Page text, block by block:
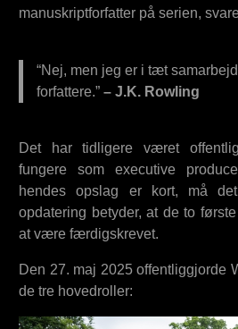
manuskriptforfatter på serien,
“Nej, men jeg er i tæt
forfattere.” – J.K. Rowling
Det har tidligere været
fungere som executive
hendes opslag er kort, må
opdatering betyder, at de to
at være færdigskrevet.
Den 27. maj 2025 offentliggjorde
de tre hovedroller: